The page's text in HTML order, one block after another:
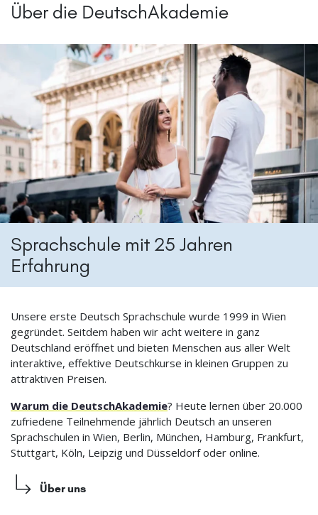
Über die DeutschAkademie
Sprachschule mit 25 Jahren
Erfahrung
Unsere erste Deutsch Sprachschule wurde 1999 in Wien
gegründet. Seitdem haben wir acht weitere in ganz
Deutschland eröffnet und bieten Menschen aus aller Welt
interaktive, effektive Deutschkurse in kleinen Gruppen zu
attraktiven Preisen.
Warum die DeutschAkademie? Heute lernen über 20.000
zufriedene Teilnehmende jährlich Deutsch an unseren
Sprachschulen in Wien, Berlin, München, Hamburg, Frankfurt,
Stuttgart, Köln, Leipzig und Düsseldorf oder online.
Über uns